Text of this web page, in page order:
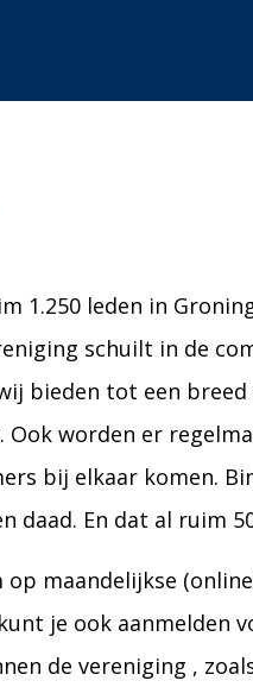
1.250 leden in
schuilt in de
bieden tot een
Ook worden er
bij elkaar komen.
daad. En dat al ruim
op maandelijkse
je ook aanmelden
de vereniging ,